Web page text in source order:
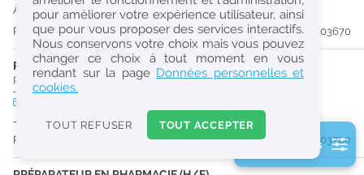
Réinitialiser
2
0
k
Consulter les offres de la France d'outre-mer
À partir du 29/08/26
Publiée il y a 12 jour(s)
#203670
PRÉPARATEUR EN PHARMACIE (H/F)
Pharmacie d'Officine 01460 Montréal-La-Cluse
Jusqu'au 08/01/27
Publiée il y a 12 jour(s)
#203700
2 filtre(s) actifs
pour améliorer votre expérience utilisateur, ainsi
que pour vous proposer des services interactifs.
Nous conservons votre choix mais vous pouvez
changer ce choix à tout moment en vous
rendant sur la page Données personnelles et
cookies.
TOUT REFUSER TOUT ACCEPTER